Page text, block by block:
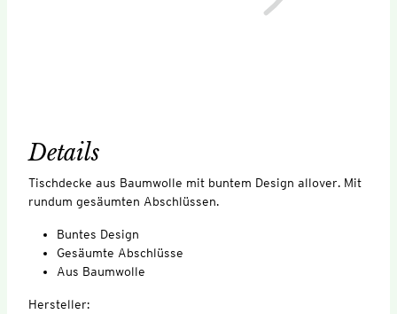
Details
Tischdecke aus Baumwolle mit buntem Design allover. Mit
rundum gesäumten Abschlüssen.
Buntes Design
Gesäumte Abschlüsse
Aus Baumwolle
Hersteller: